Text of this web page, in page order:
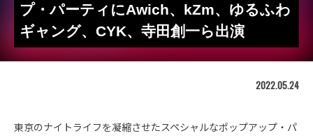
プ・パーティにAwich、kZm、ゆるふわ
ギャング、CYK、寺田創一ら出演
2022.05.24
東京のナイトライフを凝縮させたスペシャルなポップアップ・パ